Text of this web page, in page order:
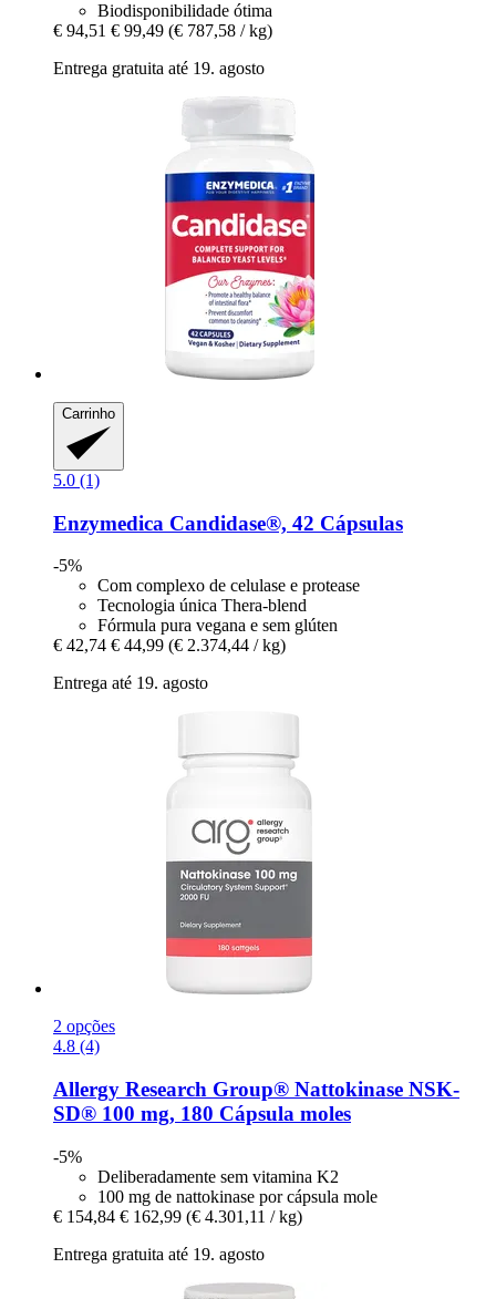
Biodisponibilidade ótima
€ 94,51 € 99,49 (€ 787,58 / kg)
Entrega gratuita até 19. agosto
Carrinho
5.0 (1)
Enzymedica Candidase®, 42 Cápsulas
-5%
Com complexo de celulase e protease
Tecnologia única Thera-blend
Fórmula pura vegana e sem glúten
€ 42,74 € 44,99 (€ 2.374,44 / kg)
Entrega até 19. agosto
2 opções
4.8 (4)
Allergy Research Group® Nattokinase NSK-​
SD® 100 mg, 180 Cápsula moles
-5%
Deliberadamente sem vitamina K2
100 mg de nattokinase por cápsula mole
€ 154,84 € 162,99 (€ 4.301,11 / kg)
Entrega gratuita até 19. agosto